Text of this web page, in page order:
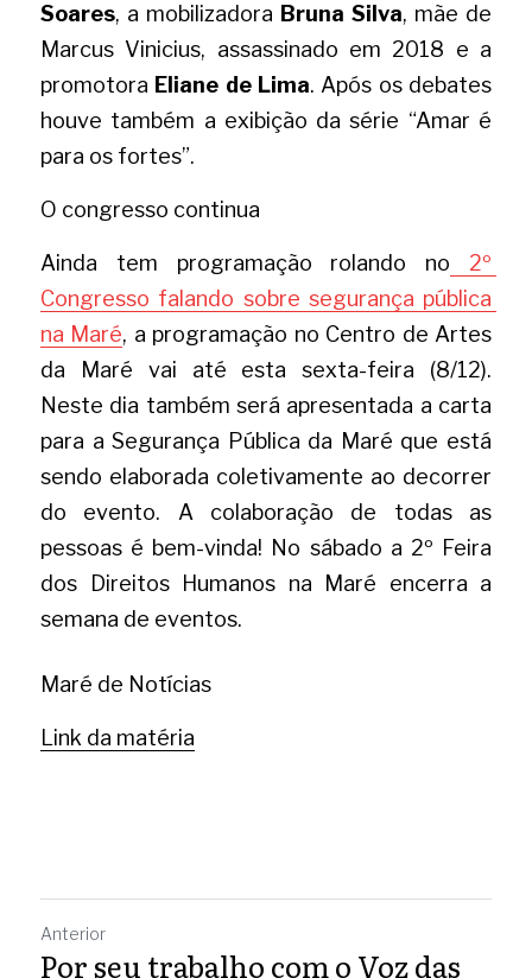
Soares, a mobilizadora Bruna Silva, mãe de
Marcus Vinicius, assassinado em 2018 e a
promotora Eliane de Lima. Após os debates
houve também a exibição da série “Amar é
para os fortes”.
O congresso continua
Ainda tem programação rolando no 2º
Congresso falando sobre segurança pública
na Maré, a programação no Centro de Artes
da Maré vai até esta sexta-feira (8/12).
Neste dia também será apresentada a carta
para a Segurança Pública da Maré que está
sendo elaborada coletivamente ao decorrer
do evento. A colaboração de todas as
pessoas é bem-vinda! No sábado a 2º Feira
dos Direitos Humanos na Maré encerra a
semana de eventos.
Maré de Notícias
Link da matéria
Anterior
Por seu trabalho com o Voz das